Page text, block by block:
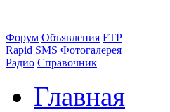
Форум Объявления FTP
Rapid SMS Фотогалерея
Радио Справочник
Главная